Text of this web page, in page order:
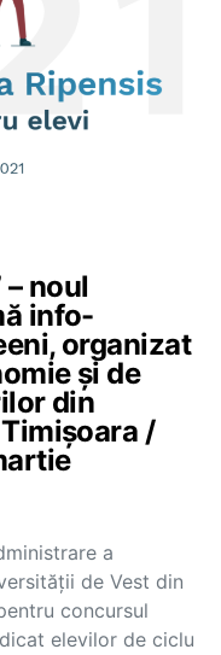
– noul
info-
organizat
și de
din
/
a
de Vest din
concursul
elevilor de ciclu